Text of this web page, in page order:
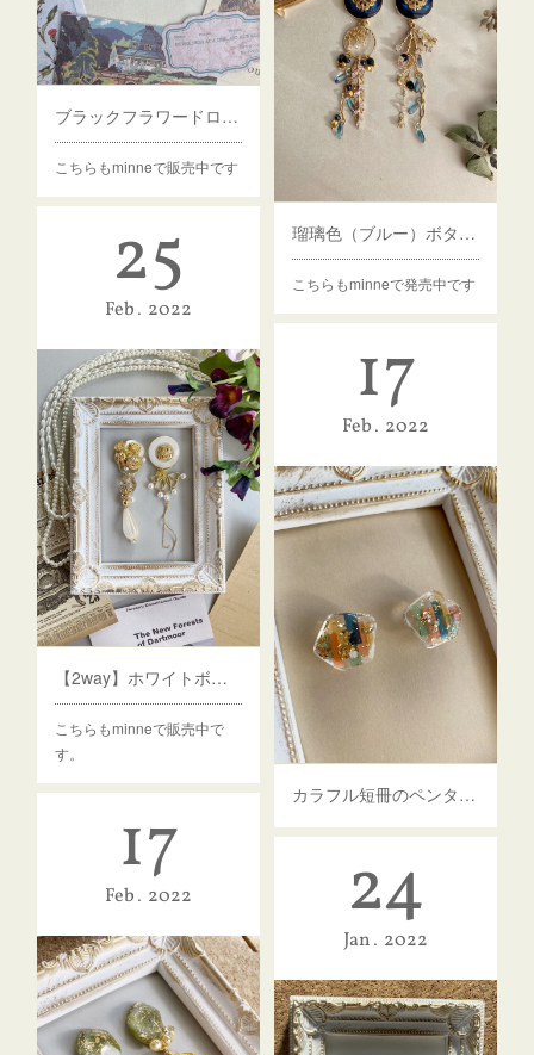
ブラックフラワードロップパーツピアス・イヤリング
こちらもminneで販売中です
瑠璃色（ブルー）ボタンの星屑ピアス・イヤリング
こちらもminneで発売中です
25
Feb 2022
【2way】ホワイトボタンとゴールドボタン×つぶつぶパールのピアス・イヤリング
こちらもminneで販売中で
す。
17
Feb 2022
カラフル短冊のペンタゴンピアス
17
Feb 2022 24
Jan 2022